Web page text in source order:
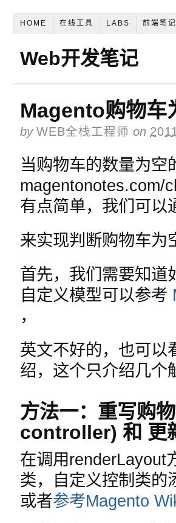
HOME 在线工具 LABS 前端笔记
Web开发笔记
Magento购物车
by WEB全栈工程师 on
当购物车的数量为空
magentonotes.com/
有点简单，我们可以
来实现判断购物车为
首先，我们需要知道
自定义模型可以参考
，
英文不好的，也可以
绍，这个只介绍几个
方法一：重写购
controller) 和 更
在调用renderLayout
类，自定义控制类的
或者参考Magento